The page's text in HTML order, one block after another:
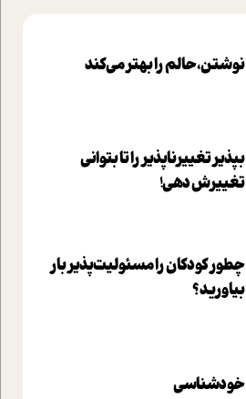
نوشتن، حالم را بهتر می‌کند
بپذير تغييرناپذير را تا بتواني
تغييرش دهي!‏
چطور کودکان را مسئولیت‌پذیر بار
بیاورید؟
خودشناسی